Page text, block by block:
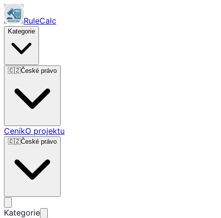
RuleCalc
Kategorie
🇨🇿České právo
CeníkO projektu
🇨🇿České právo
Kategorie